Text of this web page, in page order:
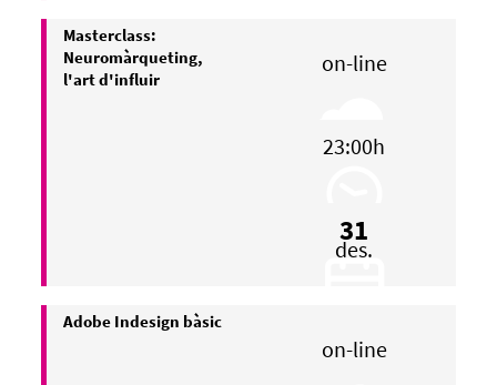
Masterclass:
Neuromàrqueting,
l'art d'influir
on-line
23:00h
31
des.
Adobe Indesign bàsic
on-line